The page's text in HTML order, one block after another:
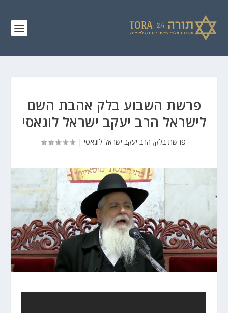
פרשת השבוע בלק אהבת השם
לישראל הרב יעקב ישראל לוגאסי
פרשת בלק, הרב יעקב ישראל לוגאסי |